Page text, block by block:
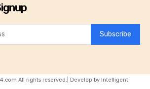
Subscribe
All rights reserved.| Develop by Intelligent